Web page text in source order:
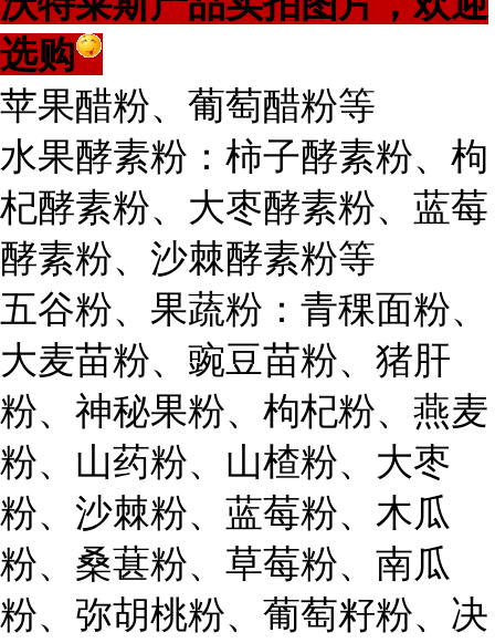
选购
苹果醋粉、葡萄醋粉等
水果酵素粉：柿子酵素粉、枸
杞酵素粉、大枣酵素粉、蓝莓
酵素粉、沙棘酵素粉等
五谷粉、果蔬粉：青稞面粉、
大麦苗粉、豌豆苗粉、猪肝
粉、神秘果粉、枸杞粉、燕麦
粉、山药粉、山楂粉、大枣
粉、沙棘粉、蓝莓粉、木瓜
粉、桑葚粉、草莓粉、南瓜
粉、弥胡桃粉、葡萄籽粉、决